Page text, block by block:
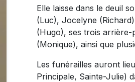
Elle laisse dans le deuil
(Luc), Jocelyne
(Hugo), ses trois
(Monique), ainsi que
Les funérailles auront
Principale, Sainte-Julie)